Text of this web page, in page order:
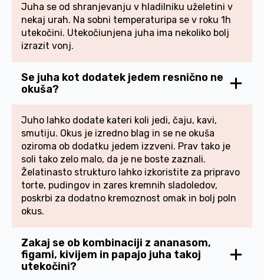
Juha se od shranjevanju v hladilniku uželetini v
nekaj urah. Na sobni temperaturipa se v roku 1h
utekočini. Utekočiunjena juha ima nekoliko bolj
izrazit vonj.
Se juha kot dodatek jedem resnično ne
okuša?
Juho lahko dodate kateri koli jedi, čaju, kavi,
smutiju. Okus je izredno blag in se ne okuša
oziroma ob dodatku jedem izzveni. Prav tako je
soli tako zelo malo, da je ne boste zaznali.
Želatinasto strukturo lahko izkoristite za pripravo
torte, pudingov in zares kremnih sladoledov,
poskrbi za dodatno kremoznost omak in bolj poln
okus.
Zakaj se ob kombinaciji z ananasom,
figami, kivijem in papajo juha takoj
utekočini?